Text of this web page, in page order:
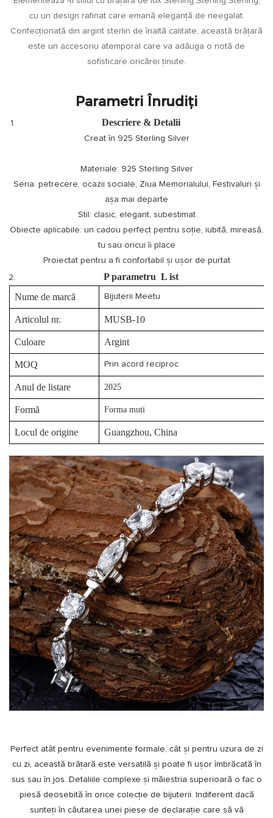
cu un design rafinat care emană eleganță de neegalat.
Confecționată din argint sterlin de înaltă calitate, această brățară
este un accesoriu atemporal care va adăuga o notă de
sofisticare oricărei ținute.
Parametri Înrudiți
Descriere & Detalii
Creat în 925 Sterling Silver
Materiale: 925 Sterling Silver
Seria: petrecere, ocazii sociale, Ziua Memorialului, Festivaluri și
așa mai departe
Stil: clasic, elegant, subestimat
Obiecte aplicabile: un cadou perfect pentru soție, iubită, mireasă,
tu sau oricui îi place
Proiectat pentru a fi confortabil și ușor de purtat
Pparametru List
Nume de marcă
Bijuterii Meetu
Articolul nr. MUSB-10
Culoare Argint
MOQ Prin acord reciproc
Anul de listare 2025
Formă Forma muti
Locul de origine Guangzhou, China
Perfect atât pentru evenimente formale, cât și pentru uzura de zi
cu zi, această brățară este versatilă și poate fi ușor îmbrăcată în
sus sau în jos. Detaliile complexe și măiestria superioară o fac o
piesă deosebită în orice colecție de bijuterii. Indiferent dacă
sunteți în căutarea unei piese de declarație care să vă